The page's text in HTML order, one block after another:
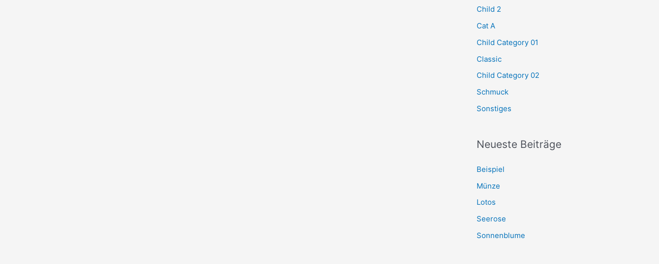
Child 2
Cat A
Child Category 01
Classic
Child Category 02
Schmuck
Sonstiges
Neueste Beiträge
Beispiel
Münze
Lotos
Seerose
Sonnenblume